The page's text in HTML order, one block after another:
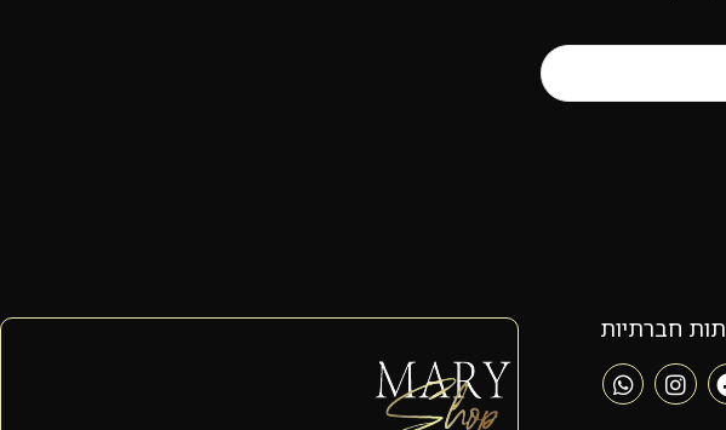
חברתיות